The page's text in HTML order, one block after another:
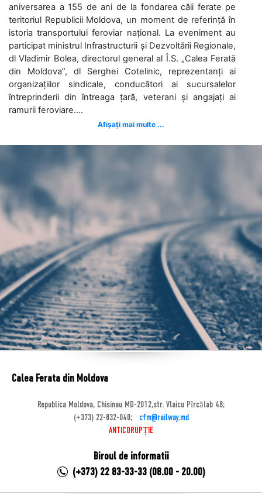
aniversarea a 155 de ani de la fondarea căii ferate pe
teritoriul Republicii Moldova, un moment de referință în
istoria transportului feroviar național. La eveniment au
participat ministrul Infrastructurii și Dezvoltării Regionale,
dl Vladimir Bolea, directorul general al Î.S. „Calea Ferată
din Moldova”, dl Serghei Cotelinic, reprezentanți ai
organizațiilor sindicale, conducători ai sucursalelor
întreprinderii din întreaga țară, veterani și angajați ai
ramurii feroviare....
Afișați mai multe ...
Calea Ferata din Moldova
Republica Moldova, Chisinau MD-2012,str. Vlaicu Pîrcălab 48;
(+373) 22-832-040;
cfm@railway.md
ANTICORUPȚIE
Biroul de informatii
(+373) 22 83-33-33 (08.00 - 20.00)